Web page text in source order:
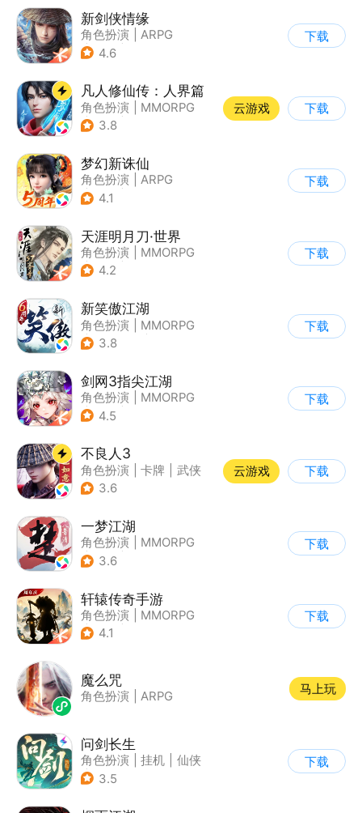
新剑侠情缘
角色扮演
ARPG
| 武侠
4.6
下载
凡人修仙传：人界篇
角色扮演
MMORPG
| 仙侠
3.8
云游戏 下载
梦幻新诛仙
角色扮演
ARPG
| 仙侠
4.1
下载
天涯明月刀·世界
角色扮演
MMORPG
| 武侠
4.2
下载
新笑傲江湖
角色扮演
MMORPG
| 小说改编
3.8
下载
剑网3指尖江湖
角色扮演
MMORPG
| 武侠
4.5
下载
不良人3
角色扮演 卡牌
武侠
| 画江湖之不良人
3.6
云游戏 下载
一梦江湖
角色扮演
MMORPG
| 武侠
3.6
下载
轩辕传奇手游
角色扮演
MMORPG
| 神话
4.1
下载
魔么咒
角色扮演 ARPG
马上玩
问剑长生
角色扮演 挂机
仙侠
| 剧情
3.5
下载